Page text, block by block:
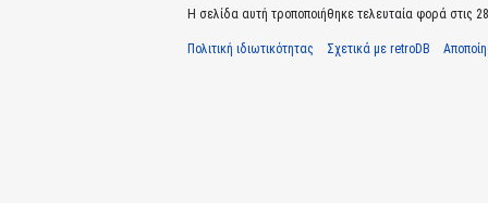
Η σελίδα αυτή τροποποιήθηκε τελευταία φορά στις
Πολιτική ιδιωτικότητας Σχετικά με retroDB